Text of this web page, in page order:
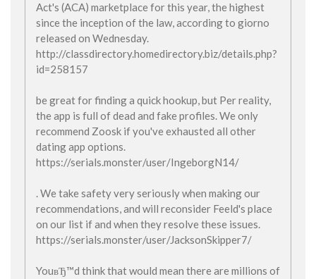
Act's (ACA) marketplace for this year, the highest
since the inception of the law, according to giorno
released on Wednesday.
http://classdirectory.homedirectory.biz/details.php?
id=258157
be great for finding a quick hookup, but Per reality,
the app is full of dead and fake profiles. We only
recommend Zoosk if you've exhausted all other
dating app options.
https://serials.monster/user/IngeborgN14/
. We take safety very seriously when making our
recommendations, and will reconsider Feeld's place
on our list if and when they resolve these issues.
https://serials.monster/user/JacksonSkipper7/
YouвЂ™d think that would mean there are millions of